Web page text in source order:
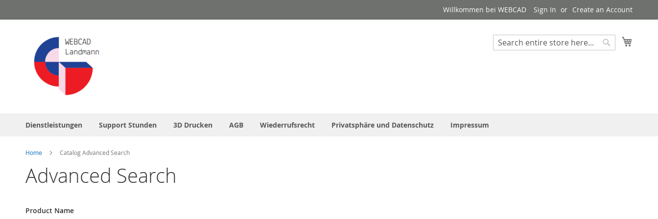
to
Willkommen bei WEBCAD Sign In Create an Account
Suchen
Dienstleistungen Support Stunden 3D Drucken AGB Wiederrufsrecht Privatsphäre und Datenschutz Impressum
Home Catalog Advanced Search
Advanced Search
Search
Product Name